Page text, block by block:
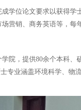
学位论文要求以获得
营销、商务英语等，每
院，提供80余个本科
专业涵盖环境科学、